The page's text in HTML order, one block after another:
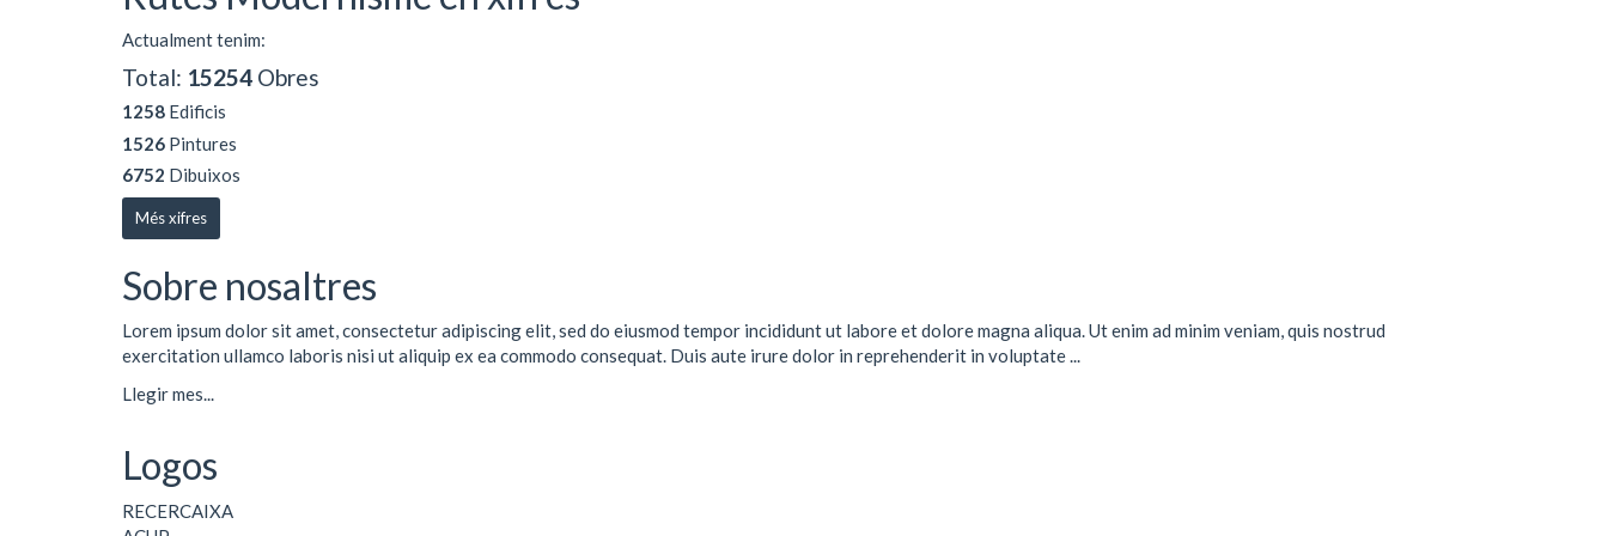
Actualment tenim:
Total: 15254 Obres
1258 Edificis
1526 Pintures
6752 Dibuixos
Més xifres
Sobre nosaltres
Lorem ipsum dolor sit amet, consectetur adipiscing elit, sed do eiusmod tempor incididunt ut labore et dolore magna aliqua. Ut enim ad minim veniam, quis nostrud
exercitation ullamco laboris nisi ut aliquip ex ea commodo consequat. Duis aute irure dolor in reprehenderit in voluptate ...
Llegir mes...
Logos
RECERCAIXA